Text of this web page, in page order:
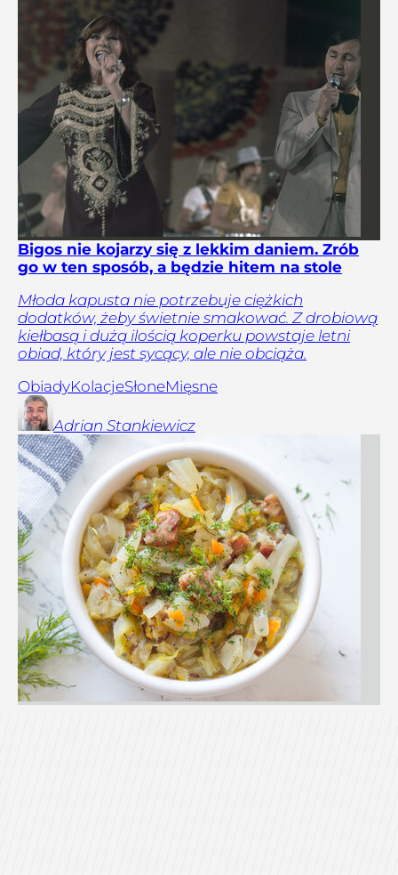
Bigos nie kojarzy się z lekkim daniem. Zrób
go w ten sposób, a będzie hitem na stole
Młoda kapusta nie potrzebuje ciężkich
dodatków, żeby świetnie smakować. Z drobiową
kiełbasą i dużą ilością koperku powstaje letni
obiad, który jest sycący, ale nie obciąża.
ObiadyKolacjeSłoneMięsne
Adrian Stankiewicz